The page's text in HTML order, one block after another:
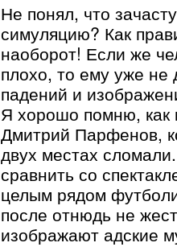
Не понял, что
симуляцию? Как
наоборот! Если же
плохо, то ему уже не
падений и
Я хорошо помню, как
Дмитрий Парфенов,
двух местах
сравнить со
целым рядом
после отнюдь не
изображают адские